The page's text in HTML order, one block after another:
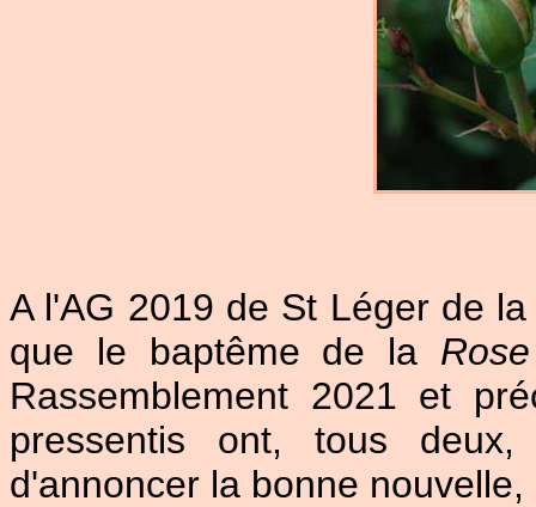
A l'AG 2019 de St Léger de
que le baptême de la
Rassemblement 2021 et
pressentis ont, tous
d'annoncer la bonne